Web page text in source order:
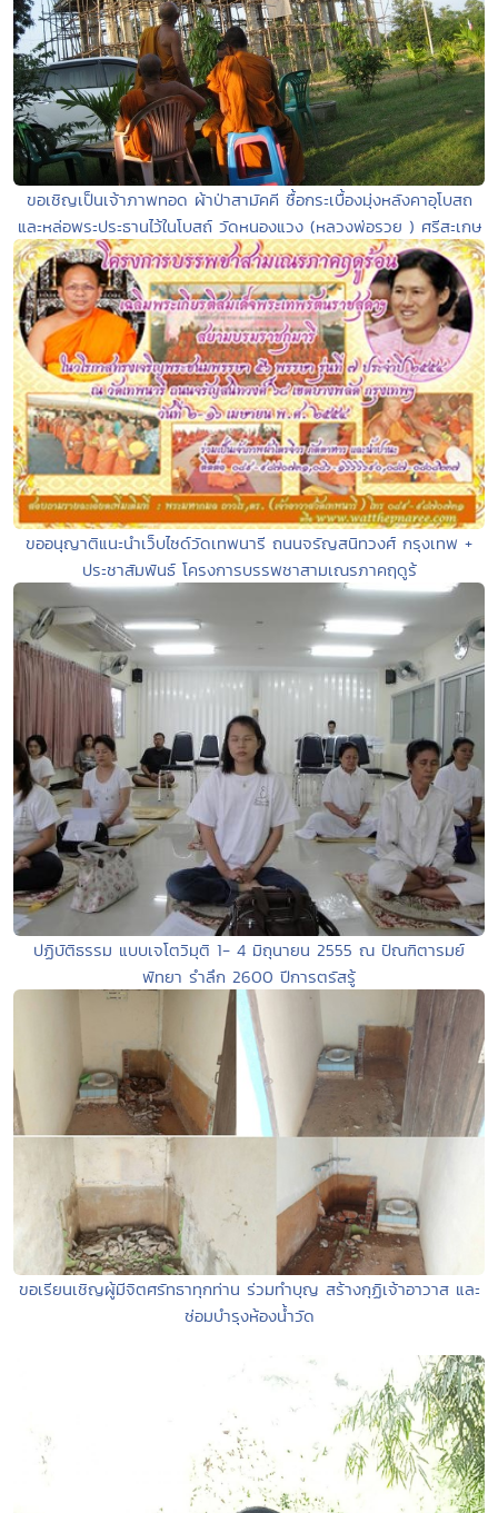
ขอเชิญเป็นเจ้าภาพทอด ผ้าป่าสามัคคี ซื้อกระเบื้องมุ่งหลังคาอุโบสถ
และหล่อพระประธานไว้ในโบสถ์ วัดหนองแวง (หลวงพ่อรวย ) ศรีสะเกษ
ขออนุญาติแนะนำเว็บไซด์วัดเทพนารี ถนนจรัญสนิทวงศ์ กรุงเทพ +
ประชาสัมพันธ์ โครงการบรรพชาสามเณรภาคฤดูร้
ปฏิบัติธรรม แบบเจโตวิมุติ 1- 4 มิถุนายน 2555 ณ ปัณฑิตารมย์
พัทยา รำลึก 2600 ปีการตรัสรู้
ขอเรียนเชิญผู้มีจิตศรัทธาทุกท่าน ร่วมทำบุญ สร้างกุฏิเจ้าอาวาส และ
ซ่อมบำรุงห้องน้ำวัด